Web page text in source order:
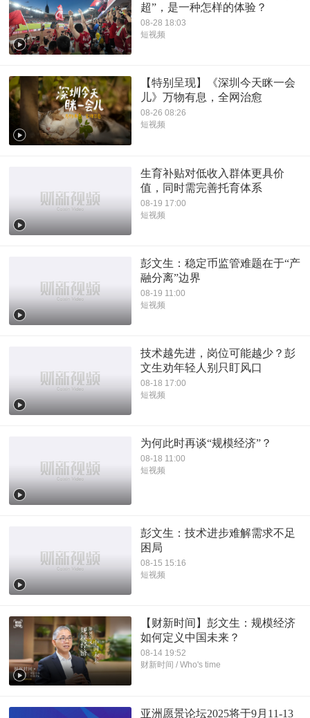
超”，是一种怎样的体验？
08-28 18:03
短视频
【特别呈现】《深圳今天眯一会
儿》万物有息，全网治愈
08-26 08:26
短视频
生育补贴对低收入群体更具价
值，同时需完善托育体系
08-19 17:00
短视频
彭文生：稳定币监管难题在于“产
融分离”边界
08-19 11:00
短视频
技术越先进，岗位可能越少？彭
文生劝年轻人别只盯风口
08-18 17:00
短视频
为何此时再谈“规模经济”？
08-18 11:00
短视频
彭文生：技术进步难解需求不足
困局
08-15 15:16
短视频
【财新时间】彭文生：规模经济
如何定义中国未来？
08-14 19:52
财新时间 / Who's time
亚洲愿景论坛2025将于9月11-13